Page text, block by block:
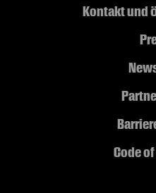
Kontakt und
Code